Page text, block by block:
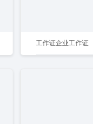
工作证企业工作证